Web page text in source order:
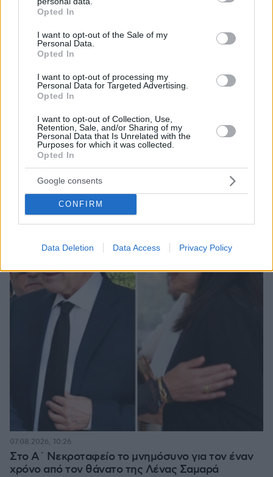
grant or deny consent to Google and its third-party tags to
use your data for below specified purposes in below Google
consent section.
Opted In
I want to opt-out of the Sale of my
Personal Data.
Opted In
I want to opt-out of processing my
Personal Data for Targeted Advertising.
Opted In
I want to opt-out of Collection, Use,
Retention, Sale, and/or Sharing of my
Personal Data that Is Unrelated with the
Purposes for which it was collected.
Opted In
Google consents
CONFIRM
Data Deletion Data Access Privacy Policy
υιοθέτησαν τον Αφγανό στη Λέσβο - Η αρχική
εκδοχή για το φονικό στην Κυψέλη και η σιωπή
στην απολογία
07.08.2026, 07:19
Στο Α΄ Νεκροταφείο το μνημόσυνο για τον έναν
χρόνο από τον θάνατο της Λένας Σαμαρά
07.08.2026, 10:26